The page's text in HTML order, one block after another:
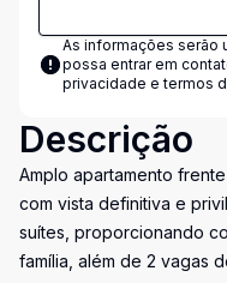
As informações serão
possa entrar em
privacidade e termos
Descrição
Amplo apartamento
com vista definitiva e
suítes, proporcionando
família, além de 2 vagas